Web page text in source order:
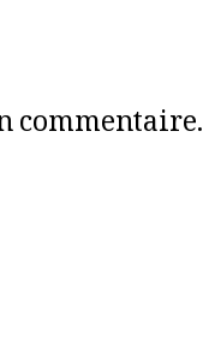
commentaire.